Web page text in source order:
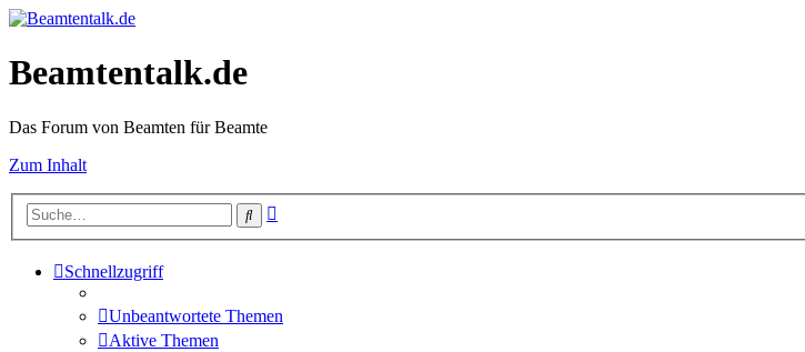
Beamtentalk.de
Das Forum von Beamten für Beamte
Zum Inhalt
Suche
Schnellzugriff
Unbeantwortete Themen
Aktive Themen